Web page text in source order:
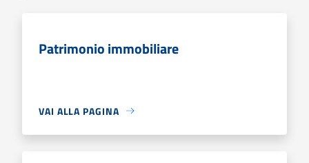
Patrimonio immobiliare
VAI ALLA PAGINA